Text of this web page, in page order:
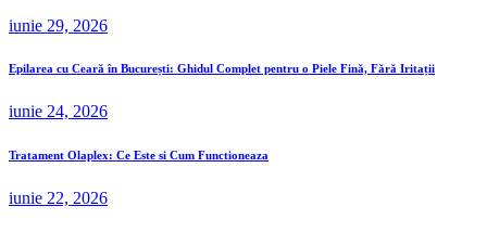
iunie 29, 2026
Epilarea cu Ceară în București: Ghidul Complet pentru o Piele Fină, Fără Iritații
iunie 24, 2026
Tratament Olaplex: Ce Este si Cum Functioneaza
iunie 22, 2026